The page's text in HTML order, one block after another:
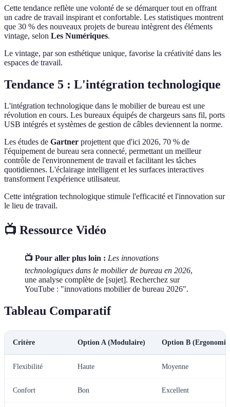
Cette tendance reflète une volonté de se démarquer tout en offrant
un cadre de travail inspirant et confortable. Les statistiques montrent
que 30 % des nouveaux projets de bureau intègrent des éléments
vintage, selon Les Numériques.
Le vintage, par son esthétique unique, favorise la créativité dans les
espaces de travail.
Tendance 5 : L'intégration technologique
L'intégration technologique dans le mobilier de bureau est une
révolution en cours. Les bureaux équipés de chargeurs sans fil, ports
USB intégrés et systèmes de gestion de câbles deviennent la norme.
Les études de Gartner projettent que d'ici 2026, 70 % de
l'équipement de bureau sera connecté, permettant un meilleur
contrôle de l'environnement de travail et facilitant les tâches
quotidiennes. L'éclairage intelligent et les surfaces interactives
transforment l'expérience utilisateur.
Cette intégration technologique stimule l'efficacité et l'innovation sur
le lieu de travail.
📺 Ressource Vidéo
📺 Pour aller plus loin : Les innovations
technologiques dans le mobilier de bureau en 2026,
une analyse complète de [sujet]. Recherchez sur
YouTube : "innovations mobilier de bureau 2026".
Tableau Comparatif
Critère Option A (Modulaire) Option B
Flexibilité Haute Moyenne
Confort Bon Excellent